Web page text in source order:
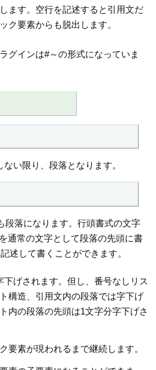
ます。空行を記述すると引用文だ
ク要素からも脱出します。
グインは#～の形式になっていま
い限り、段落となります。
段落になります。行頭書式の文字
通常の文字として段落の先頭に書
述して書くことができます。
下げされます。但し、番号なしリス
構造、引用文内の段落では字下げ
内の段落の先頭は1文字分字下げさ
要素が現われるまで継続します。